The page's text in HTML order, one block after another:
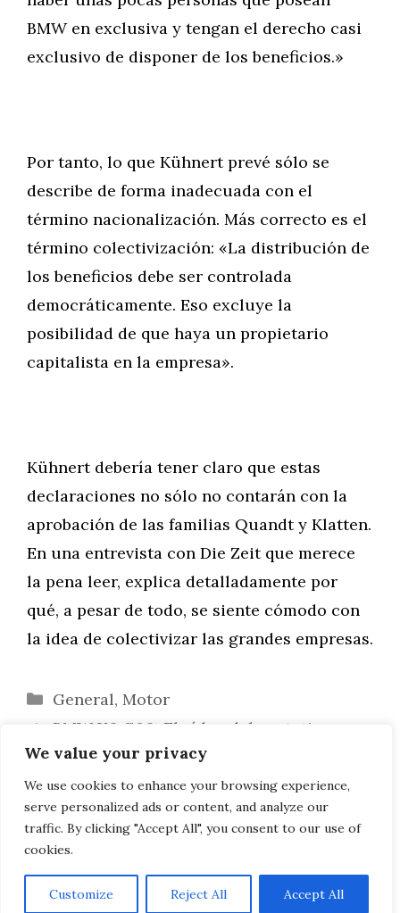
We value your privacy
We use cookies to enhance your browsing experience,
serve personalized ads or content, and analyze our
traffic. By clicking "Accept All", you consent to our use of
cookies.
Customize Reject All Accept All
BMW en exclusiva y tengan el derecho casi
exclusivo de disponer de los beneficios.»
Por tanto, lo que Kühnert prevé sólo se
describe de forma inadecuada con el
término nacionalización. Más correcto es el
término colectivización: «La distribución de
los beneficios debe ser controlada
democráticamente. Eso excluye la
posibilidad de que haya un propietario
capitalista en la empresa».
Kühnert debería tener claro que estas
declaraciones no sólo no contarán con la
aprobación de las familias Quandt y Klatten.
En una entrevista con Die Zeit que merece
la pena leer, explica detalladamente por
qué, a pesar de todo, se siente cómodo con
la idea de colectivizar las grandes empresas.
Categorías
General, Motor
BMW X6 G06: El vídeo del prototipo
muestra al M50i y al M50d en el Ring
Informe de conducción BMW 330e 2019:
híbrido enchufable con XtraBoost
AVISO LEGAL, POLITICA DE PRIVACIDAD, COOKIES